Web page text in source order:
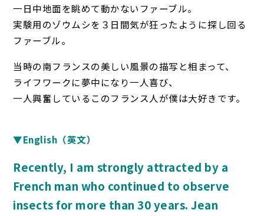
一日中地面を眺めて動かないファーブル。
実験用のゾウムシを３日間気が狂ったように探し回る
ファーブル。
当時の南フランスの美しい風景の描写と相まって、
ライフワークに夢中になり一人喜び、
一人興奮しているこのフランス人が僕は大好きです。
▼English（英文）
Recently, I am strongly attracted by a
French man who continued to observe
insects for more than 30 years. Jean